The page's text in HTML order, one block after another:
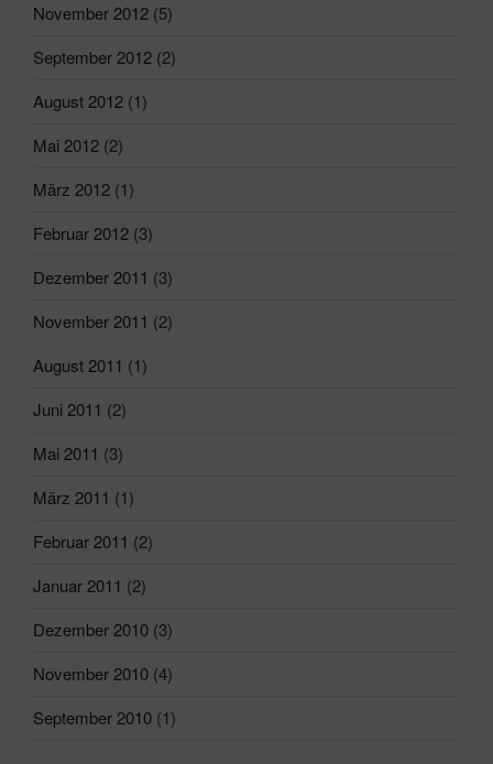
November 2012 (5)
September 2012 (2)
August 2012 (1)
Mai 2012 (2)
März 2012 (1)
Februar 2012 (3)
Dezember 2011 (3)
November 2011 (2)
August 2011 (1)
Juni 2011 (2)
Mai 2011 (3)
März 2011 (1)
Februar 2011 (2)
Januar 2011 (2)
Dezember 2010 (3)
November 2010 (4)
September 2010 (1)